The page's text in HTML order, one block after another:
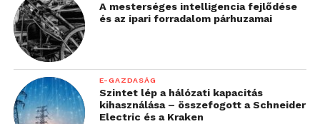
A mesterséges intelligencia fejlődése
és az ipari forradalom párhuzamai
E-GAZDASÁG
Szintet lép a hálózati kapacitás
kihasználása – összefogott a Schneider
Electric és a Kraken